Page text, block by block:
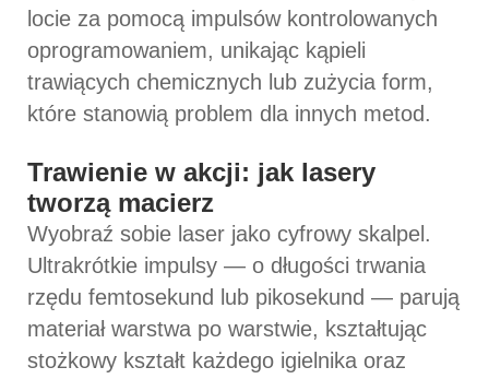
locie za pomocą impulsów kontrolowanych
oprogramowaniem, unikając kąpieli
trawiących chemicznych lub zużycia form,
które stanowią problem dla innych metod.
Trawienie w akcji: jak lasery
tworzą macierz
Wyobraź sobie laser jako cyfrowy skalpel.
Ultrakrótkie impulsy — o długości trwania
rzędu femtosekund lub pikosekund — parują
materiał warstwa po warstwie, kształtując
stożkowy kształt każdego igielnika oraz